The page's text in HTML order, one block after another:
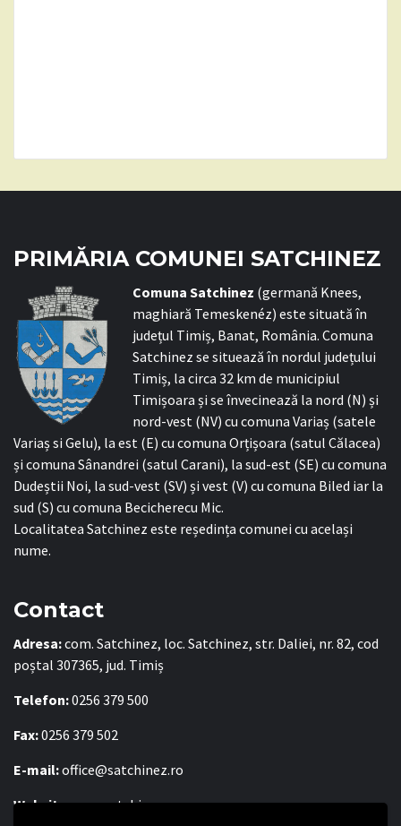
PRIMĂRIA COMUNEI SATCHINEZ
Comuna Satchinez (germană Knees,
maghiară Temeskenéz) este situată în
județul Timiș, Banat, România. Comuna
Satchinez se situează în nordul județului
Timiș, la circa 32 km de municipiul
Timișoara și se învecinează la nord (N) și
nord-vest (NV) cu comuna Variaș (satele
Variaș si Gelu), la est (E) cu comuna Orțișoara (satul Călacea)
și comuna Sânandrei (satul Carani), la sud-est (SE) cu comuna
Dudeștii Noi, la sud-vest (SV) și vest (V) cu comuna Biled iar la
sud (S) cu comuna Becicherecu Mic.
Localitatea Satchinez este reședința comunei cu același
nume.
Contact
Adresa:com. Satchinez, loc. Satchinez, str. Daliei, nr. 82, cod
poștal 307365, jud. Timiș
Telefon:0256 379 500
Fax:0256 379 502
E-mail:office@satchinez.ro
Website:www.satchinez.ro